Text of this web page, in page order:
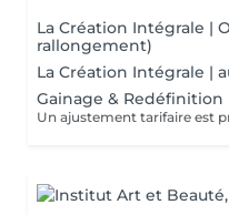
La Création Intégrale |
rallongement)
La Création Intégrale |
Gainage & Redéfinition